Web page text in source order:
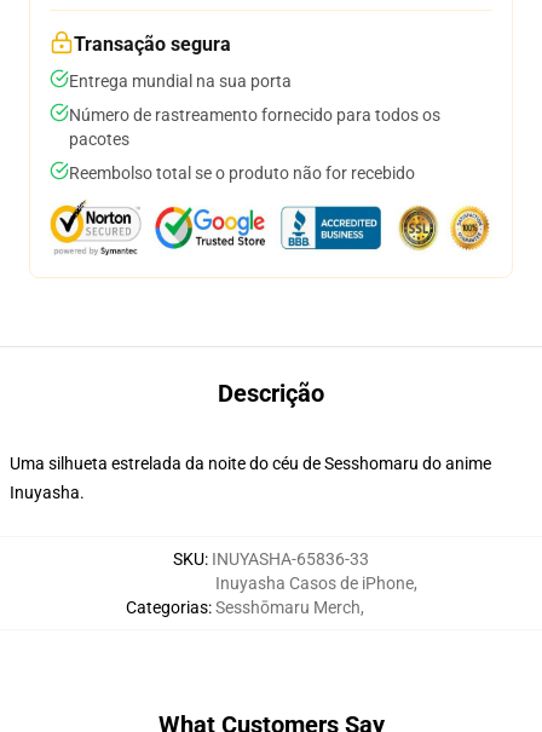
Transação segura
Entrega mundial na sua porta
Número de rastreamento fornecido para todos os
pacotes
Reembolso total se o produto não for recebido
Descrição
Uma silhueta estrelada da noite do céu de Sesshomaru do anime
Inuyasha.
SKU: INUYASHA-65836-33
Categorias:
Inuyasha Casos de iPhone,
Sesshōmaru Merch,
What Customers Say